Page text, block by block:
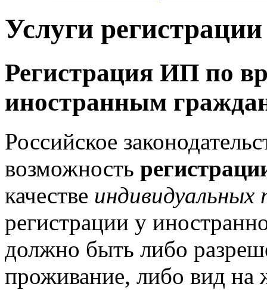
Услуги
Регистрация ИП по
иностранным
Российское
возможность
качестве
регистрации у
должно быть либо
проживание, либо вид на